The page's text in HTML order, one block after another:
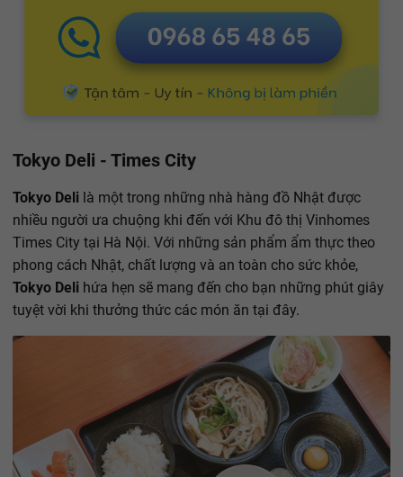
Tokyo Deli - Times City
Tokyo Deli là một trong những nhà hàng đồ Nhật được
nhiều người ưa chuộng khi đến với Khu đô thị Vinhomes
Times City tại Hà Nội. Với những sản phẩm ẩm thực theo
phong cách Nhật, chất lượng và an toàn cho sức khỏe,
Tokyo Deli hứa hẹn sẽ mang đến cho bạn những phút giây
tuyệt vời khi thưởng thức các món ăn tại đây.